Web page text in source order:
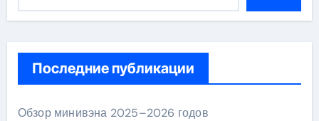
Последние публикации
Обзор минивэна 2025–2026 годов